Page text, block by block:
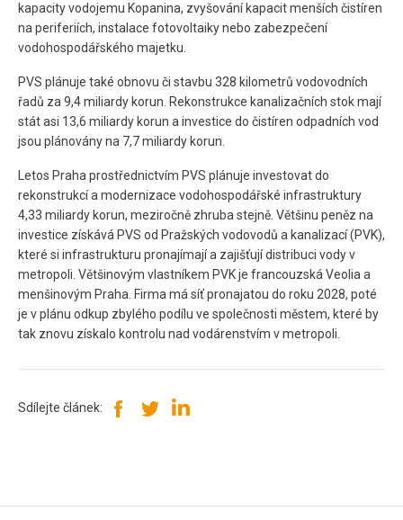
kapacity vodojemu Kopanina, zvyšování kapacit menších čistíren
na periferiích, instalace fotovoltaiky nebo zabezpečení
vodohospodářského majetku.
PVS plánuje také obnovu či stavbu 328 kilometrů vodovodních
řadů za 9,4 miliardy korun. Rekonstrukce kanalizačních stok mají
stát asi 13,6 miliardy korun a investice do čistíren odpadních vod
jsou plánovány na 7,7 miliardy korun.
Letos Praha prostřednictvím PVS plánuje investovat do
rekonstrukcí a modernizace vodohospodářské infrastruktury
4,33 miliardy korun, meziročně zhruba stejně. Většinu peněz na
investice získává PVS od Pražských vodovodů a kanalizací (PVK),
které si infrastrukturu pronajímají a zajišťují distribuci vody v
metropoli. Většinovým vlastníkem PVK je francouzská Veolia a
menšinovým Praha. Firma má síť pronajatou do roku 2028, poté
je v plánu odkup zbylého podílu ve společnosti městem, které by
tak znovu získalo kontrolu nad vodárenstvím v metropoli.
Sdílejte článek: